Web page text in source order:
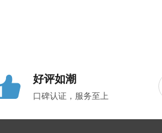
好评如潮
口碑认证，服务至上